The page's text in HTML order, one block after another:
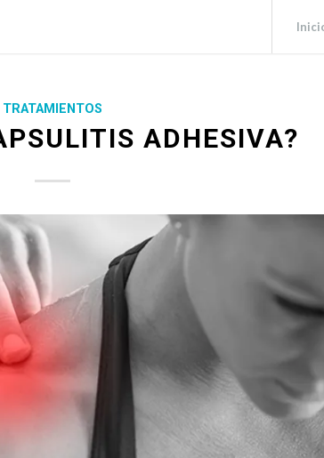
TRATAMIENTOS
ADHESIVA?